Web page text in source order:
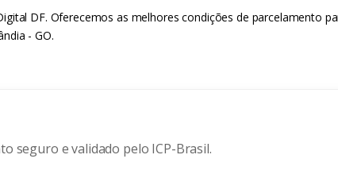
DF. Oferecemos as melhores condições de parcelamento
- GO.
seguro e validado pelo ICP-Brasil.